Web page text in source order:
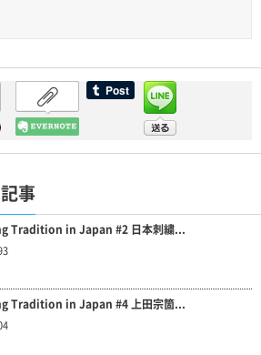
事
Tradition in Japan #2 日本刺繍...
Tradition in Japan #4 上田宗箇...